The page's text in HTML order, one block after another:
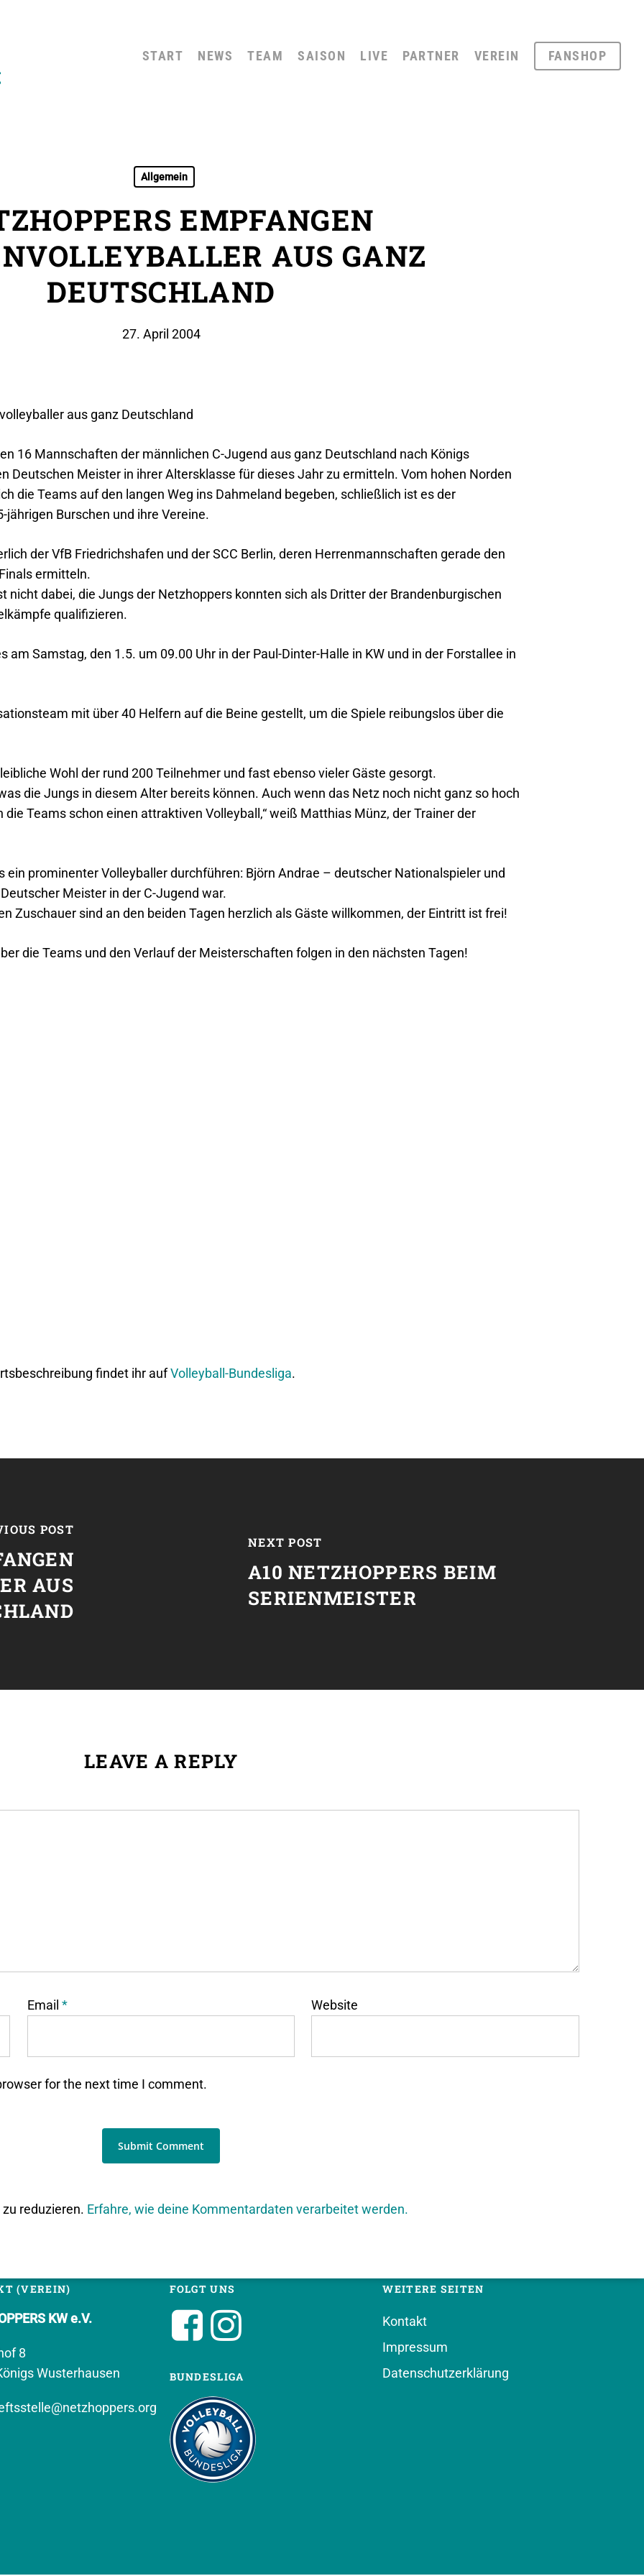
START NEWS TEAM SAISON LIVE PARTNER VEREIN FANSHOP
Allgemein
EMPFANGEN
AUS GANZ
DEUTSCHLAND
27. April 2004
aus ganz Deutschland
16 Mannschaften der männlichen C-Jugend aus ganz Deutschland nach Königs
Deutschen Meister in ihrer Altersklasse für dieses Jahr zu ermitteln. Vom hohen Norden
die Teams auf den langen Weg ins Dahmeland begeben, schließlich ist es der
Burschen und ihre Vereine.
der VfB Friedrichshafen und der SCC Berlin, deren Herrenmannschaften gerade den
ermitteln.
nicht dabei, die Jungs der Netzhoppers konnten sich als Dritter der Brandenburgischen
qualifizieren.
am Samstag, den 1.5. um 09.00 Uhr in der Paul-Dinter-Halle in KW und in der Forstallee in
mit über 40 Helfern auf die Beine gestellt, um die Spiele reibungslos über die
Wohl der rund 200 Teilnehmer und fast ebenso vieler Gäste gesorgt.
die Jungs in diesem Alter bereits können. Auch wenn das Netz noch nicht ganz so hoch
Teams schon einen attraktiven Volleyball,“ weiß Matthias Münz, der Trainer der
ein prominenter Volleyballer durchführen: Björn Andrae – deutscher Nationalspieler und
Meister in der C-Jugend war.
Zuschauer sind an den beiden Tagen herzlich als Gäste willkommen, der Eintritt ist frei!
die Teams und den Verlauf der Meisterschaften folgen in den nächsten Tagen!
findet ihr aufVolleyball-Bundesliga.
POST
AUS
NEXT POST
A10 NETZHOPPERS BEIM
SERIENMEISTER
LEAVE A REPLY
Email * Website
for the next time I comment.
reduzieren. Erfahre, wie deine Kommentardaten verarbeitet werden.
(VEREIN)
KW e.V.
8
Wusterhausen
FOLGT UNS
BUNDESLIGA
WEITERE SEITEN
Kontakt
Impressum
Datenschutzerklärung